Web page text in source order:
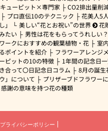
ューピット×専門家
CO2排出量削
プロ直伝10のテクニック
花美人5
」
美しい“花とお祝い”の世界
花
たい
男性は花をもらってうれしい
ークにおすすめの観葉植物・花
室
ポイントを紹介
フラワーアレンジ
ピットの10の特徴
1年間の記念日
合って〇日記念日コラム
8月の誕生
」について
プリザーブドフラワー
感謝の意味を持つ花の種類
プライバシーポリシー